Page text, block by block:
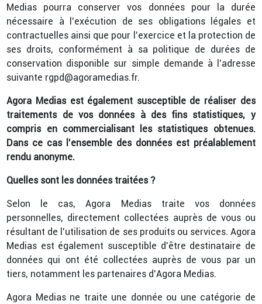
Medias pourra conserver vos données pour la durée
nécessaire à l’exécution de ses obligations légales et
contractuelles ainsi que pour l’exercice et la protection de
ses droits, conformément à sa politique de durées de
conservation disponible sur simple demande à l’adresse
suivante rgpd@agoramedias.fr.
Agora Medias est également susceptible de réaliser des
traitements de vos données à des fins statistiques, y
compris en commercialisant les statistiques obtenues.
Dans ce cas l’ensemble des données est préalablement
rendu anonyme.
Quelles sont les données traitées ?
Selon le cas, Agora Medias traite vos données
personnelles, directement collectées auprès de vous ou
résultant de l’utilisation de ses produits ou services. Agora
Medias est également susceptible d’être destinataire de
données qui ont été collectées auprès de vous par un
tiers, notamment les partenaires d’Agora Medias.
Agora Medias ne traite une donnée ou une catégorie de